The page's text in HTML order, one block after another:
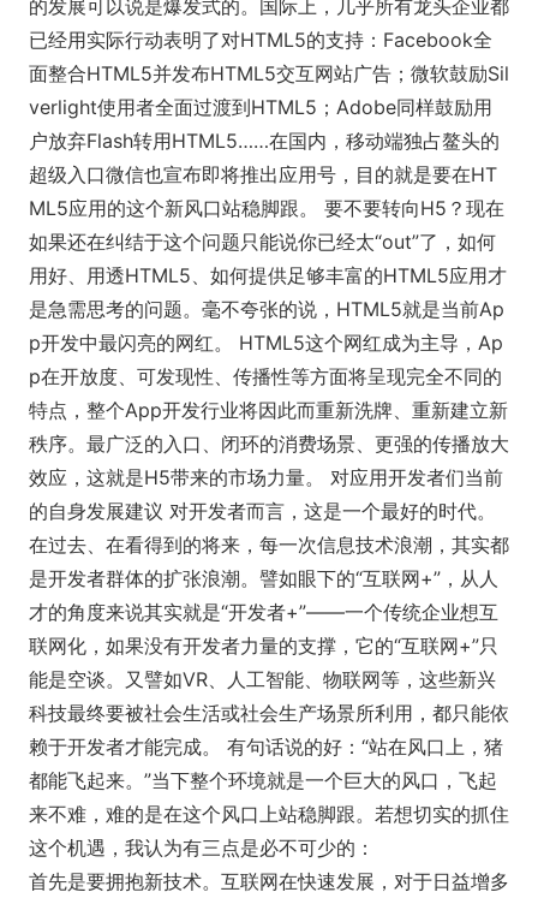
的发展可以说是爆发式的。国际上，几乎所有龙头企业都
已经用实际行动表明了对HTML5的支持：Facebook全
面整合HTML5并发布HTML5交互网站广告；微软鼓励Sil
verlight使用者全面过渡到HTML5；Adobe同样鼓励用
户放弃Flash转用HTML5……在国内，移动端独占鳌头的
超级入口微信也宣布即将推出应用号，目的就是要在HT
ML5应用的这个新风口站稳脚跟。 要不要转向H5？现在
如果还在纠结于这个问题只能说你已经太“out”了，如何
用好、用透HTML5、如何提供足够丰富的HTML5应用才
是急需思考的问题。毫不夸张的说，HTML5就是当前Ap
p开发中最闪亮的网红。 HTML5这个网红成为主导，Ap
p在开放度、可发现性、传播性等方面将呈现完全不同的
特点，整个App开发行业将因此而重新洗牌、重新建立新
秩序。最广泛的入口、闭环的消费场景、更强的传播放大
效应，这就是H5带来的市场力量。 对应用开发者们当前
的自身发展建议 对开发者而言，这是一个最好的时代。
在过去、在看得到的将来，每一次信息技术浪潮，其实都
是开发者群体的扩张浪潮。譬如眼下的“互联网+”，从人
才的角度来说其实就是“开发者+”——一个传统企业想互
联网化，如果没有开发者力量的支撑，它的“互联网+”只
能是空谈。又譬如VR、人工智能、物联网等，这些新兴
科技最终要被社会生活或社会生产场景所利用，都只能依
赖于开发者才能完成。 有句话说的好：“站在风口上，猪
都能飞起来。”当下整个环境就是一个巨大的风口，飞起
来不难，难的是在这个风口上站稳脚跟。若想切实的抓住
这个机遇，我认为有三点是必不可少的：
首先是要拥抱新技术。互联网在快速发展，对于日益增多